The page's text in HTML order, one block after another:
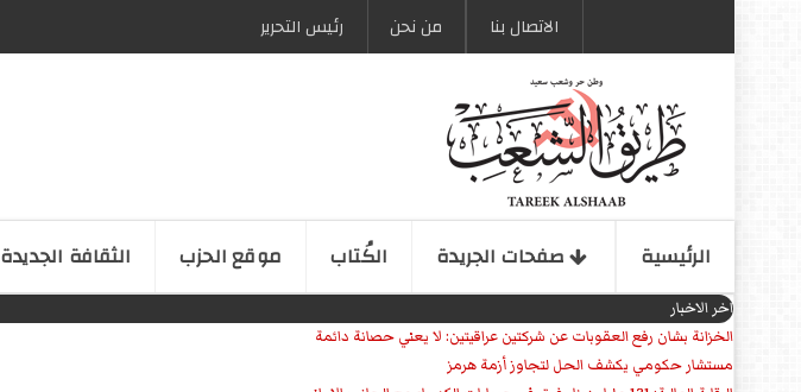
الاتصال بنا من نحن رئیس التحریر
الرئیسیة صفحات الجریدة الكُتاب موقع الحزب الثقافة الجدیدة
اخر الاخبار
الخزانة بشان رفع العقوبات عن شركتين عراقيتين: لا يعني حصانة دائمة
مستشار حكومي يكشف الحل لتجاوز أزمة هرمز